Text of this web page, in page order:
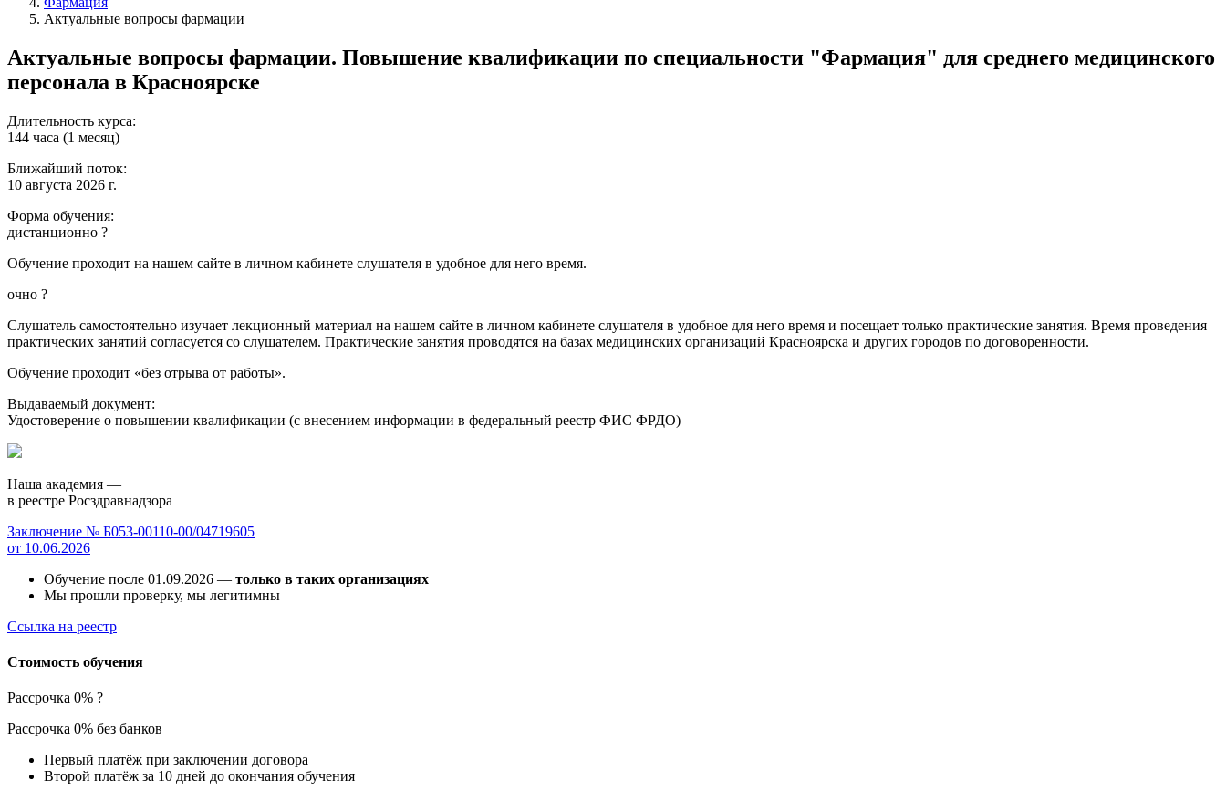
Актуальные вопросы фармации
Актуальные вопросы фармации. Повышение квалификации по специальности "Фармация" для среднего медицинского
персонала в Красноярске
Длительность курса:
144 часа (1 месяц)
Ближайший поток:
10 августа 2026 г.
Форма обучения:
дистанционно ?
Обучение проходит на нашем сайте в личном кабинете слушателя в удобное для него время.
очно ?
Слушатель самостоятельно изучает лекционный материал на нашем сайте в личном кабинете слушателя в удобное для него время и посещает только практические занятия. Время проведения
практических занятий согласуется со слушателем. Практические занятия проводятся на базах медицинских организаций Красноярска и других городов по договоренности.
Обучение проходит «без отрыва от работы».
Выдаваемый документ:
Удостоверение о повышении квалификации (с внесением информации в федеральный реестр ФИС ФРДО)
Наша академия —
в реестре Росздравнадзора
Заключение № Б053-00110-00/04719605
от 10.06.2026
Обучение после 01.09.2026 — только в таких организациях
Мы прошли проверку, мы легитимны
Ссылка на реестр
Стоимость обучения
Рассрочка 0% ?
Рассрочка 0% без банков
Первый платёж при заключении договора
Второй платёж за 10 дней до окончания обучения